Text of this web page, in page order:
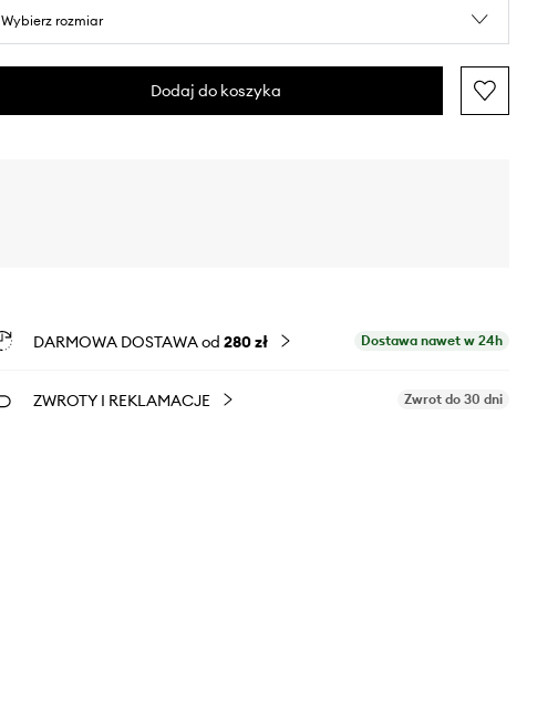
Wybierz rozmiar
Dodaj do koszyka
DARMOWA DOSTAWA od 280 zł Dostawa nawet w 24h
ZWROTY I REKLAMACJE Zwrot do 30 dni